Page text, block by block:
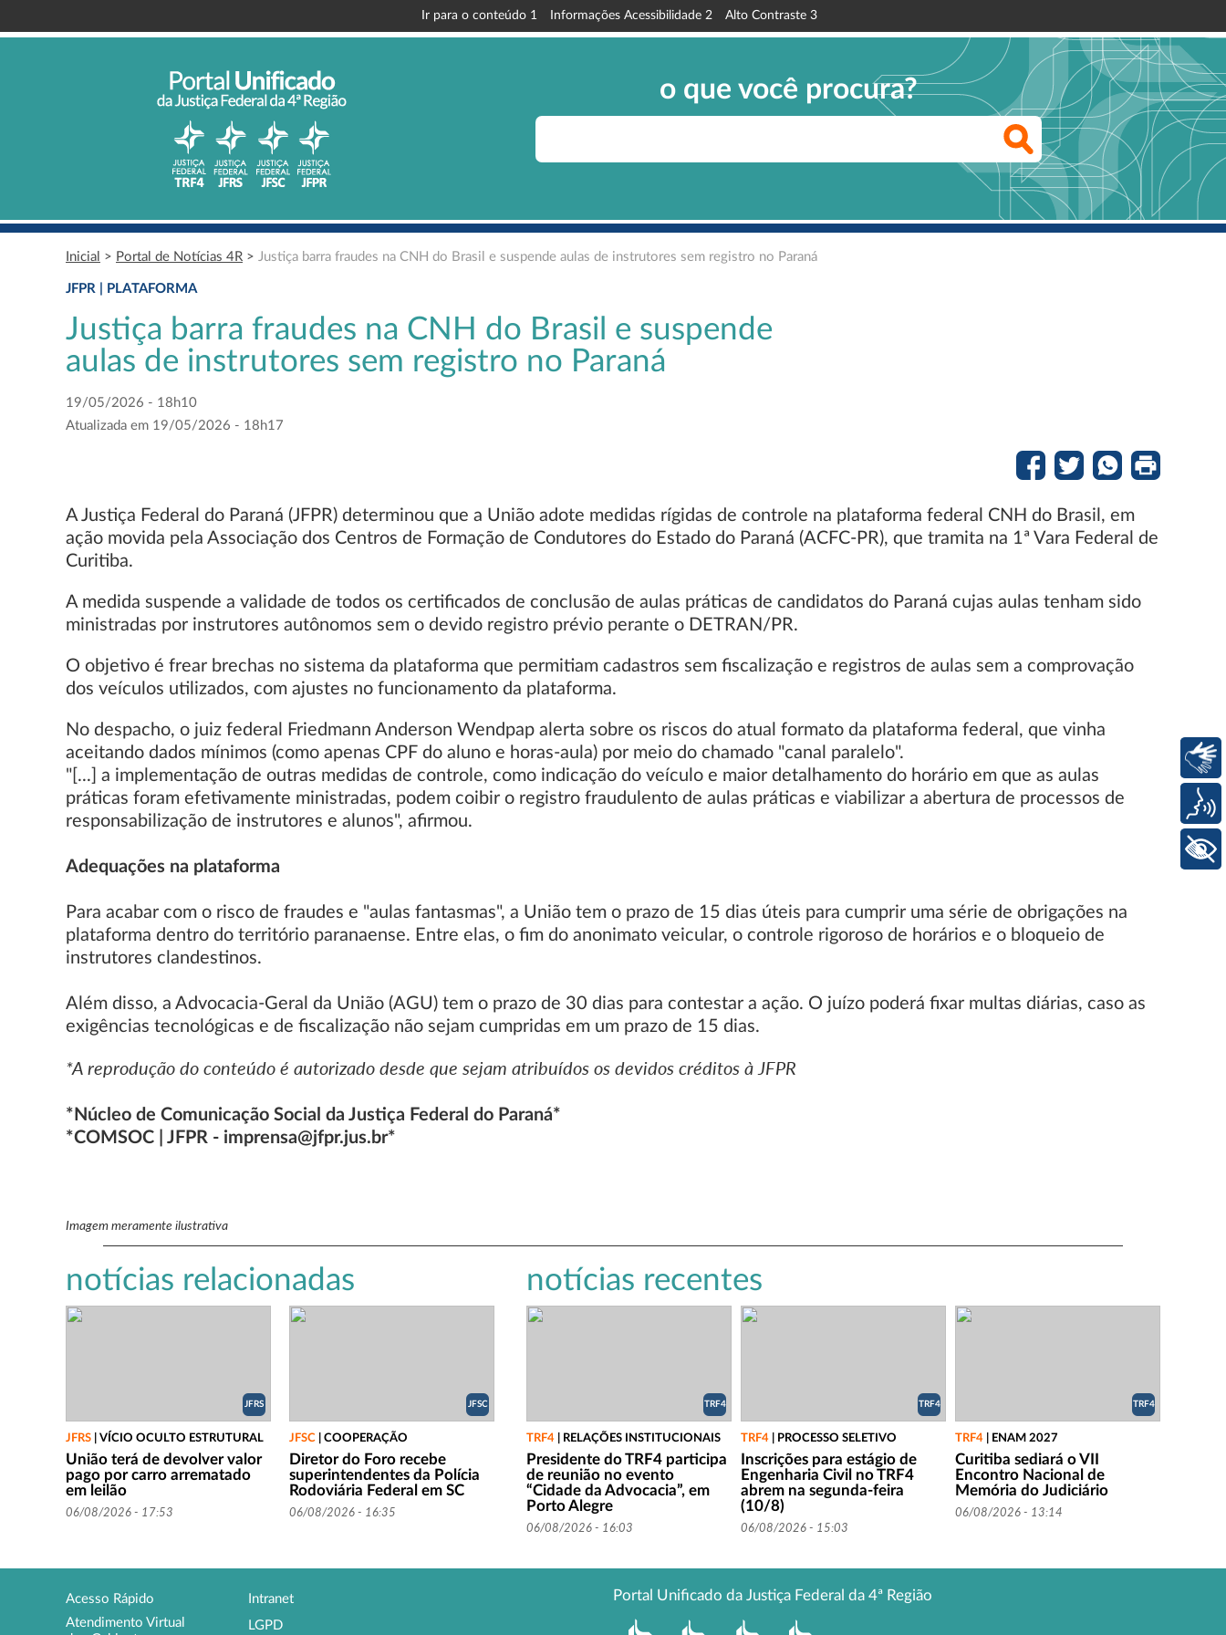
Ir para o conteúdo 1 Informações Acessibilidade 2 Alto Contraste 3
o que você procura?
Inicial > Portal de Notícias 4R > Justiça barra fraudes na CNH do Brasil e suspende aulas de instrutores sem registro no Paraná
JFPR | PLATAFORMA
Justiça barra fraudes na CNH do Brasil e suspende
aulas de instrutores sem registro no Paraná
19/05/2026 - 18h10
Atualizada em 19/05/2026 - 18h17
A Justiça Federal do Paraná (JFPR) determinou que a União adote medidas rígidas de controle na plataforma federal CNH do Brasil, em
ação movida pela Associação dos Centros de Formação de Condutores do Estado do Paraná (ACFC-PR), que tramita na 1ª Vara Federal de
Curitiba.
A medida suspende a validade de todos os certificados de conclusão de aulas práticas de candidatos do Paraná cujas aulas tenham sido
ministradas por instrutores autônomos sem o devido registro prévio perante o DETRAN/PR.
O objetivo é frear brechas no sistema da plataforma que permitiam cadastros sem fiscalização e registros de aulas sem a comprovação
dos veículos utilizados, com ajustes no funcionamento da plataforma.
No despacho, o juiz federal Friedmann Anderson Wendpap alerta sobre os riscos do atual formato da plataforma federal, que vinha
aceitando dados mínimos (como apenas CPF do aluno e horas-aula) por meio do chamado "canal paralelo".
"[...] a implementação de outras medidas de controle, como indicação do veículo e maior detalhamento do horário em que as aulas
práticas foram efetivamente ministradas, podem coibir o registro fraudulento de aulas práticas e viabilizar a abertura de processos de
responsabilização de instrutores e alunos", afirmou.
Adequações na plataforma
Para acabar com o risco de fraudes e "aulas fantasmas", a União tem o prazo de 15 dias úteis para cumprir uma série de obrigações na
plataforma dentro do território paranaense. Entre elas, o fim do anonimato veicular, o controle rigoroso de horários e o bloqueio de
instrutores clandestinos.
Além disso, a Advocacia-Geral da União (AGU) tem o prazo de 30 dias para contestar a ação. O juízo poderá fixar multas diárias, caso as
exigências tecnológicas e de fiscalização não sejam cumpridas em um prazo de 15 dias.
*A reprodução do conteúdo é autorizado desde que sejam atribuídos os devidos créditos à JFPR
*Núcleo de Comunicação Social da Justiça Federal do Paraná*
*COMSOC | JFPR - imprensa@jfpr.jus.br*
Imagem meramente ilustrativa
notícias relacionadas
JFRS
JFRS VÍCIO OCULTO ESTRUTURAL
União terá de devolver valor
pago por carro arrematado
em leilão
06/08/2026 - 17:53
JFSC
JFSC COOPERAÇÃO
Diretor do Foro recebe
superintendentes da Polícia
Rodoviária Federal em SC
06/08/2026 - 16:35
notícias recentes
TRF4
TRF4 RELAÇÕES INSTITUCIONAIS
Presidente do TRF4 participa
de reunião no evento
“Cidade da Advocacia”, em
Porto Alegre
06/08/2026 - 16:03
TRF4
TRF4 PROCESSO SELETIVO
Inscrições para estágio de
Engenharia Civil no TRF4
abrem na segunda-feira
(10/8)
06/08/2026 - 15:03
TRF4
TRF4 ENAM 2027
Curitiba sediará o VII
Encontro Nacional de
Memória do Judiciário
06/08/2026 - 13:14
Acesso Rápido
Atendimento Virtual
Intranet
LGPD
Portal Unificado da Justiça Federal da 4ª Região